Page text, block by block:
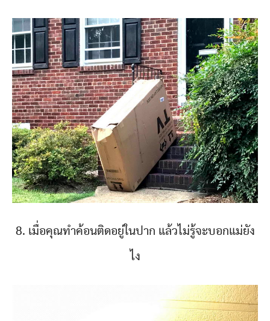
8. เมื่อคุณทำค้อนติดอยู่ในปาก แล้วไม่รู้จะบอกแม่ยัง
ไง